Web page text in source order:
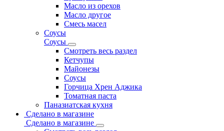
Масло из орехов
Масло другое
Смесь масел
Соусы
Соусы
Смотреть весь раздел
Кетчупы
Майонезы
Соусы
Горчица Хрен Аджика
Томатная паста
Паназиатская кухня
Сделано в магазине
Сделано в магазине